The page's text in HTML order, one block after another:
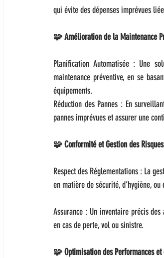
qui évite des dépenses imprévues
🧩 Amélioration de la Maintenance
Planification Automatisée : Une
maintenance préventive, en se
équipements.
Réduction des Pannes : En
pannes imprévues et assurer une
🧩 Conformité et Gestion des Risques
Respect des Réglementations : La
en matière de sécurité, d’hygiène,
Assurance : Un inventaire précis
en cas de perte, vol ou sinistre.
🧩 Optimisation des Performances